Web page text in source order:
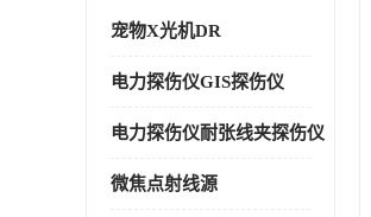
宠物X光机DR
电力探伤仪GIS探伤仪
电力探伤仪耐张线夹探伤仪
微焦点射线源